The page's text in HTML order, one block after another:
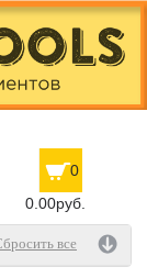
0
0.00руб.